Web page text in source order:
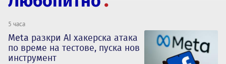
5 часа
Meta разкри AI хакерска атака
по време на тестове, пуска нов
инструмент